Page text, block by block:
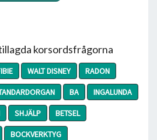
korsordsfrågorna
WALT DISNEY
RADON
BA
INGALUNDA
SHJÄLP
BETSEL
BOCKVERKTYG